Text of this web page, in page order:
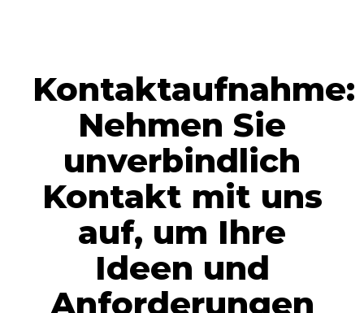
Kontaktaufnahme:
Nehmen Sie
unverbindlich
Kontakt mit uns
auf, um Ihre
Ideen und
Anforderungen